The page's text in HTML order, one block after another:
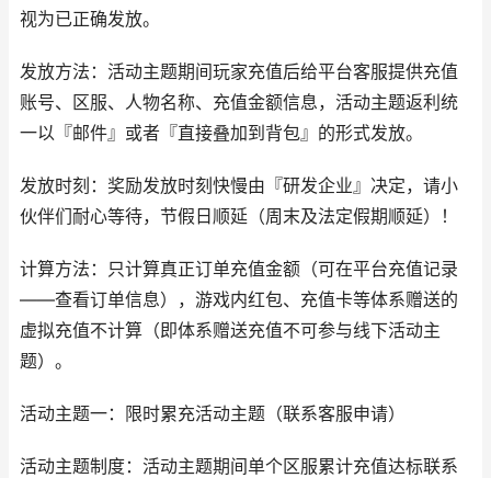
视为已正确发放。
发放方法：活动主题期间玩家充值后给平台客服提供充值
账号、区服、人物名称、充值金额信息，活动主题返利统
一以『邮件』或者『直接叠加到背包』的形式发放。
发放时刻：奖励发放时刻快慢由『研发企业』决定，请小
伙伴们耐心等待，节假日顺延（周末及法定假期顺延）！
计算方法：只计算真正订单充值金额（可在平台充值记录
——查看订单信息），游戏内红包、充值卡等体系赠送的
虚拟充值不计算（即体系赠送充值不可参与线下活动主
题）。
活动主题一：限时累充活动主题（联系客服申请）
活动主题制度：活动主题期间单个区服累计充值达标联系